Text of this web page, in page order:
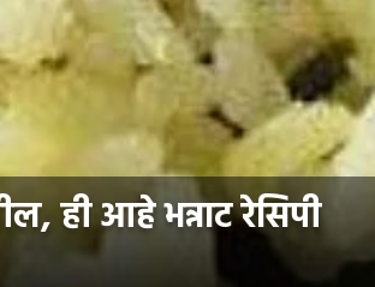
ही आहे भन्नाट रेसिपी